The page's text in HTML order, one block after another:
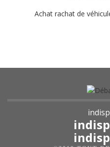
Achat rachat de